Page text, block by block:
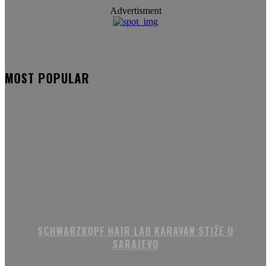
Advertisment
MOST POPULAR
SCHWARZKOPF HAIR LAB KARAVAN STIŽE U
SARAJEVO